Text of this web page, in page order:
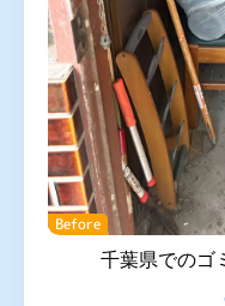
Before
千葉県でのゴ